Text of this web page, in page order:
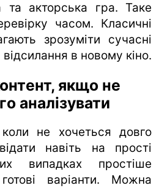
акторська гра. Таке
часом. Класичні
зрозуміти сучасні
в новому кіно.
якщо не
аналізувати
не хочеться довго
навіть на прості
випадках простіше
варіанти. Можна